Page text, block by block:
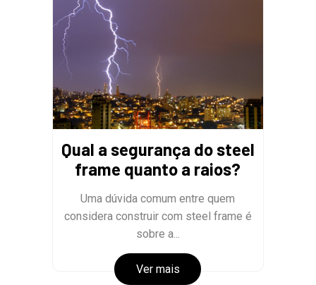
Qual a segurança do steel
frame quanto a raios?
Uma dúvida comum entre quem
considera construir com steel frame é
sobre a...
Ver mais